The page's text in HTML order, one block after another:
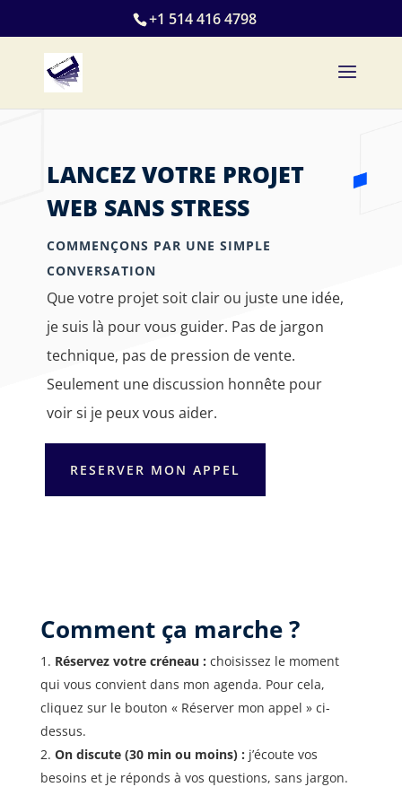
+1 514 416 4798
LANCEZ VOTRE PROJET
WEB SANS STRESS
COMMENÇONS PAR UNE SIMPLE
CONVERSATION
Que votre projet soit clair ou juste une idée,
je suis là pour vous guider. Pas de jargon
technique, pas de pression de vente.
Seulement une discussion honnête pour
voir si je peux vous aider.
RESERVER MON APPEL
Comment ça marche ?
Réservez votre créneau : choisissez le moment
qui vous convient dans mon agenda. Pour cela,
cliquez sur le bouton « Réserver mon appel » ci-
dessus.
On discute (30 min ou moins) : j’écoute vos
besoins et je réponds à vos questions, sans jargon.